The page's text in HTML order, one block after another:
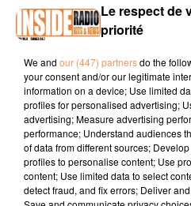
INTERVIEW DE MIKA ET
SUR RADIO INSIDE
Site internet :
Facebook :Silver Wolf Music
Instagram :@silverwolfmusic64
Le respect de
priorité
We and our (447) partnersdo the
your consent and/or our legitimate
information on a device; Use limited
profiles for personalised advertising;
advertising; Measure advertising
performance; Understand audiences
of data from different sources;
profiles to personalise content; Use
content; Use limited data to select
detect fraud, and fix errors; Deliver